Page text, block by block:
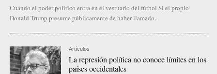
Cuando el poder político entra en el vestuario del fútbol Si el propio
Donald Trump presume públicamente de haber llamado...
Artículos
La represión política no conoce límites en los
países occidentales